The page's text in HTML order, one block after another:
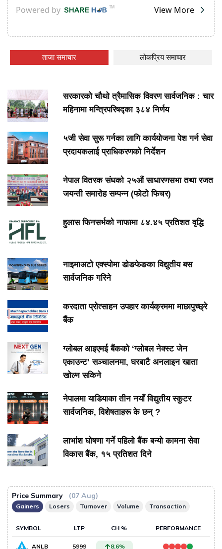
ताजा समाचार लोकप्रिय समाचार
सरकारको चौथो त्रैमासिक विवरण सार्वजनिक : चार
महिनामा मन्त्रिपरिषद्का ३८४ निर्णय
५जी सेवा सुरू गर्नका लागि कार्ययोजना पेश गर्न सेवा
प्रदायकलाई प्राधिकरणको निर्देशन
नेपाल वितरक संघको २५औं साधारणसभा तथा रजत
जयन्ती समारोह सम्पन्न (फोटो फिचर)
हुलास फिनसर्भको नाफामा ८४.४५ प्रतिशत वृद्धि
नाइमाअटो एक्स्पोमा डोङफेङका विद्युतीय बस
सार्वजनिक गरिने
करदाता प्रोत्साहन उपहार कार्यक्रममा माछापुच्छ्रे
बैंक
ग्लोबल आइएमई बैंकको ‘ग्लोबल नेक्स्ट जेन
एकाउन्ट’ सञ्चालनमा, घरबाटै अनलाइन खाता
खोल्न सकिने
नेपालमा याडियाका तीन नयाँ विद्युतीय स्कुटर
सार्वजनिक, विशेषताहरू के छन् ?
लाभांश घोषणा गर्ने पहिलो बैंक बन्यो कामना सेवा
विकास बैंक, १५ प्रतिशत दिने